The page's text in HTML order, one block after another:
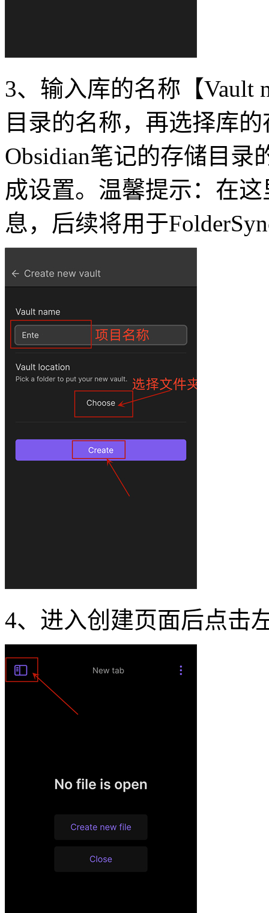
3、输入库的名称【Vault
目录的名称，再选择库
Obsidian笔记的存储目录
成设置。温馨提示：在
息，后续将用于
4、进入创建页面后点击